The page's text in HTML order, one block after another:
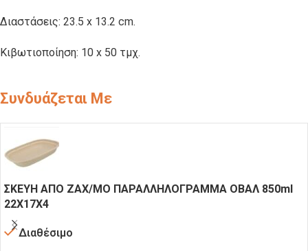
Διαστάσεις: 23.5 x 13.2 cm.
Κιβωτιοποίηση: 10 x 50 τμχ.
Συνδυάζεται Με
ΣΚΕΥΗ ΑΠΟ ΖΑΧ/ΜΟ ΠΑΡΑΛΛΗΛΟΓΡΑΜΜΑ ΟΒΑΛ 850ml
22X17X4
Διαθέσιμο